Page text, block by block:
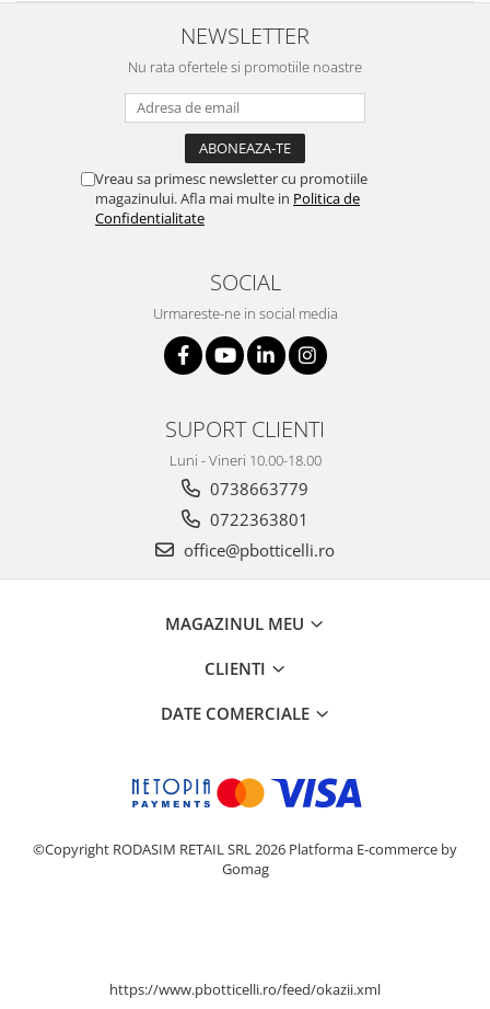
NEWSLETTER
Nu rata ofertele si promotiile noastre
Vreau sa primesc newsletter cu promotiile
magazinului. Afla mai multe in Politica de
Confidentialitate
SOCIAL
Urmareste-ne in social media
SUPORT CLIENTI
Luni - Vineri 10.00-18.00
0738663779
0722363801
office@pbotticelli.ro
MAGAZINUL MEU
CLIENTI
DATE COMERCIALE
©Copyright RODASIM RETAIL SRL 2026 Platforma E-commerce by
Gomag
https://www.pbotticelli.ro/feed/okazii.xml